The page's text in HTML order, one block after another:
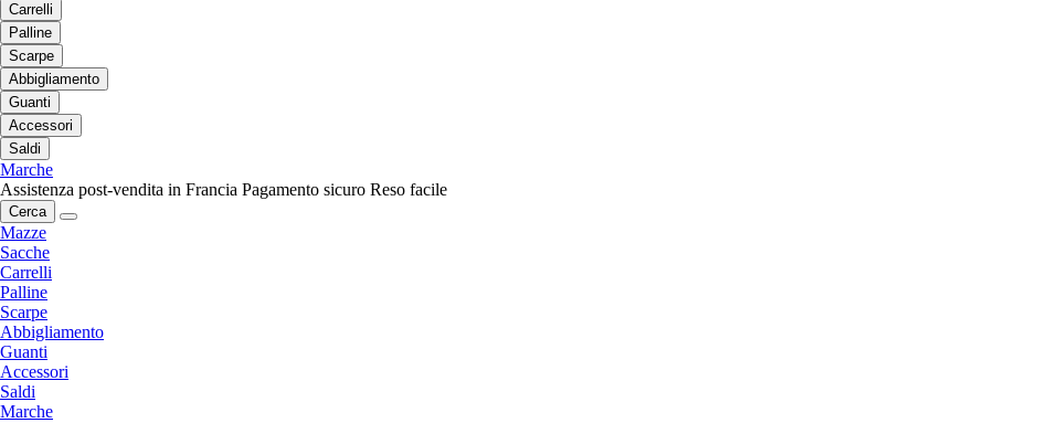
Carrelli
Palline
Scarpe
Abbigliamento
Guanti
Accessori
Saldi
Marche
Assistenza post-vendita in Francia Pagamento sicuro Reso facile
Cerca
Mazze
Sacche
Carrelli
Palline
Scarpe
Abbigliamento
Guanti
Accessori
Saldi
Marche